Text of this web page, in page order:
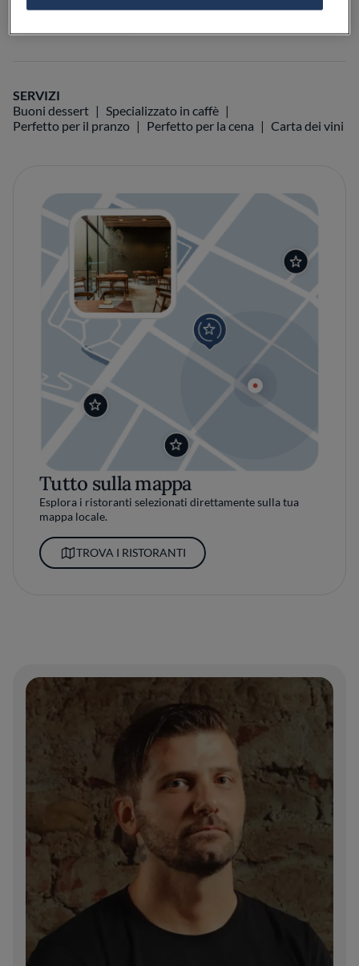
SERVIZI
Buoni dessert
Specializzato in caffè
Perfetto per il pranzo
Perfetto per la cena Carta dei vini
Tutto sulla mappa
Esplora i ristoranti selezionati direttamente sulla tua
mappa locale.
TROVA I RISTORANTI